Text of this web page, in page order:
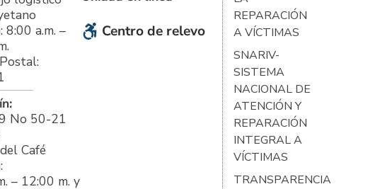
8:00 a.m. –
No 50-21
Café
– 12:00 m. y
Centro de relevo
REPARACIÓN
A VÍCTIMAS
SNARIV-
SISTEMA
NACIONAL DE
ATENCIÓN Y
REPARACIÓN
INTEGRAL A
VÍCTIMAS
TRANSPARENCIA